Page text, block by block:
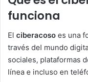
funciona
El ciberacoso es una
través del mundo
sociales, plataformas
línea e incluso en